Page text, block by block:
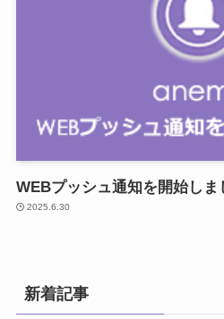
WEBプッシュ通知を開始しま
2025.6.30
新着記事